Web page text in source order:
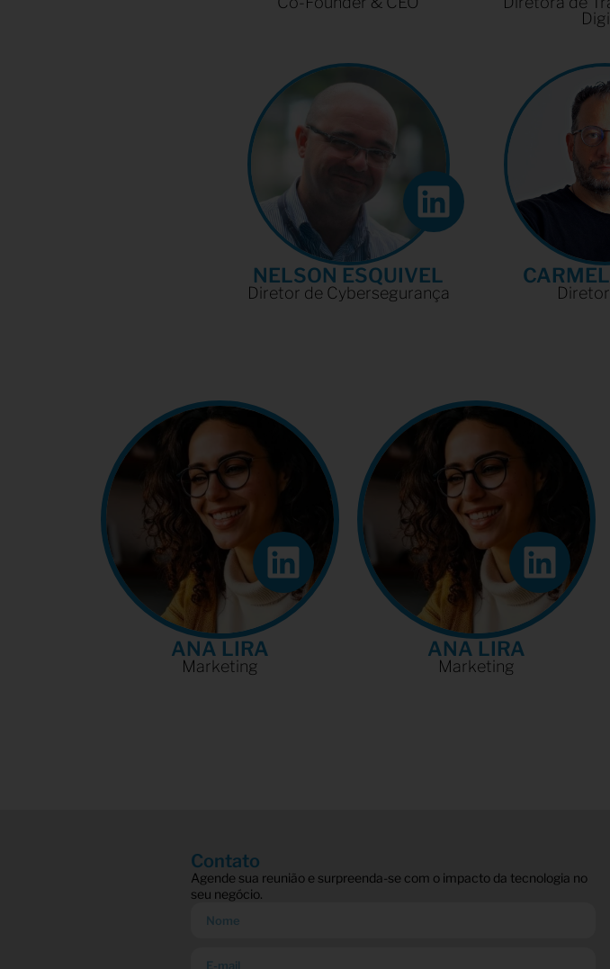
NELSON ESQUIVEL​
Diretor de Cybersegurança​
ANA LIRA
Marketing
ANA LIRA
Marketing
Contato
Agende sua reunião e surpreenda-se com o impacto da tecnologia no
seu negócio.